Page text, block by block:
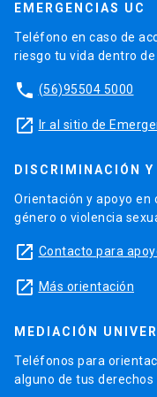
EMERGENCIAS UC
Teléfono en caso de
riesgo tu vida dentro
phone (56)95504 5000
launch Ir al sitio de
DISCRIMINACIÓN
Orientación y apoyo en
género o violencia
launch Contacto para
launch Más orientación
MEDIACIÓN
Teléfonos para
alguno de tus derechos